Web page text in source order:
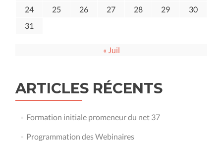
24
25 26 27 28 29
30
31
« Juil
ARTICLES RÉCENTS
Formation initiale promeneur du net 37
Programmation des Webinaires